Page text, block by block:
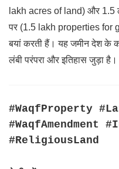
lakh acres of land) और 1.5
पर (1.5 lakh properties for
बयां करती हैं। यह जमीन देश के
लंबी परंपरा और इतिहास जुड़ा है।
#WaqfProperty
#WaqfAmendment
#ReligiousLand